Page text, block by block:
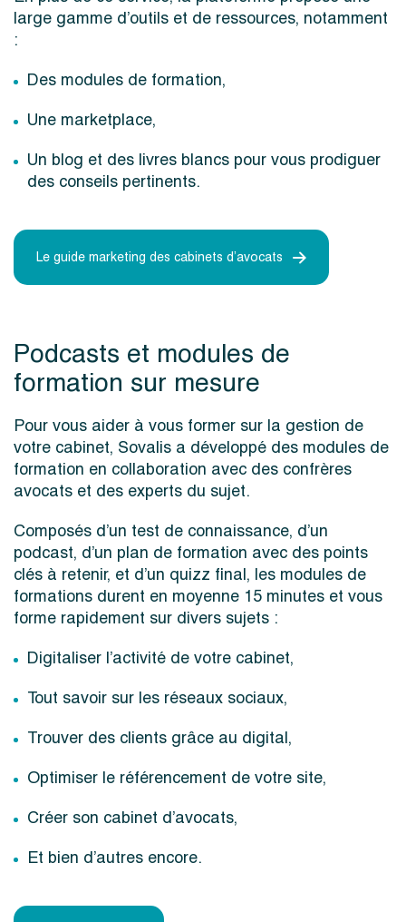
large gamme d’outils et de ressources, notamment
:
Des modules de formation,
Une marketplace,
Un blog et des livres blancs pour vous prodiguer
des conseils pertinents.
Le guide marketing des cabinets d’avocats
Podcasts et modules de
formation sur mesure
Pour vous aider à vous former sur la gestion de
votre cabinet, Sovalis a développé des modules de
formation en collaboration avec des confrères
avocats et des experts du sujet.
Composés d’un test de connaissance, d’un
podcast, d’un plan de formation avec des points
clés à retenir, et d’un quizz final, les modules de
formations durent en moyenne 15 minutes et vous
forme rapidement sur divers sujets :
Digitaliser l’activité de votre cabinet,
Tout savoir sur les réseaux sociaux,
Trouver des clients grâce au digital,
Optimiser le référencement de votre site,
Créer son cabinet d’avocats,
Et bien d’autres encore.